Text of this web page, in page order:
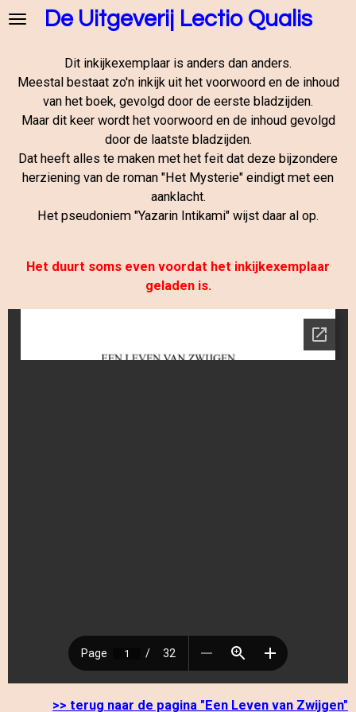
Ga
de
hoofdinhoud
De Uitgeverij Lectio Qualis
Dit inkijkexemplaar is anders dan anders.
Meestal bestaat zo'n inkijk uit het voorwoord en de inhoud
van het boek, gevolgd door de eerste bladzijden.
Maar dit keer wordt het voorwoord en de inhoud gevolgd
door de laatste bladzijden.
Dat heeft alles te maken met het feit dat deze bijzondere
herziening van de roman "Het Mysterie" eindigt met een
aanklacht.
Het pseudoniem "Yazarin Intikami" wijst daar al op.
Het duurt soms even voordat het inkijkexemplaar
geladen is.
>> terug naar de pagina "Een Leven van Zwijgen"